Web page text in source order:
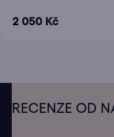
2 050 Kč
RECENZE OD